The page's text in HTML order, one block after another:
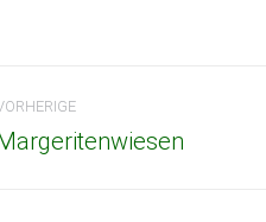
Vorheriger